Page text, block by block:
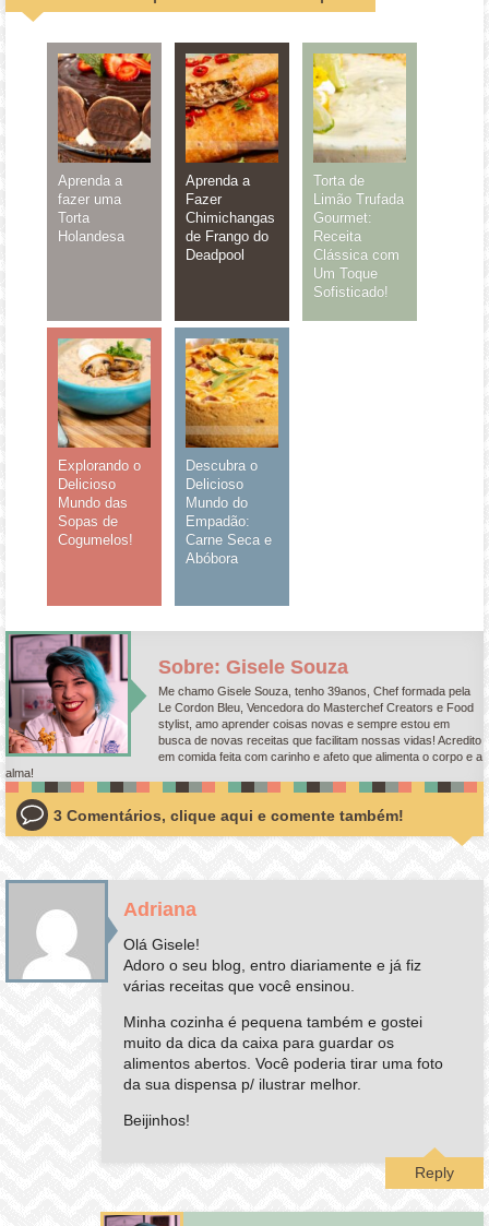
Aprenda a
fazer uma
Torta
Holandesa
Aprenda a
Fazer
Chimichangas
de Frango do
Deadpool
Torta de
Limão Trufada
Gourmet:
Receita
Clássica com
Um Toque
Sofisticado!
Explorando o
Delicioso
Mundo das
Sopas de
Cogumelos!
Descubra o
Delicioso
Mundo do
Empadão:
Carne Seca e
Abóbora
Sobre: Gisele Souza
Me chamo Gisele Souza, tenho 39anos, Chef formada pela
Le Cordon Bleu, Vencedora do Masterchef Creators e Food
stylist, amo aprender coisas novas e sempre estou em
busca de novas receitas que facilitam nossas vidas! Acredito
em comida feita com carinho e afeto que alimenta o corpo e a
alma!
3 Comentários, clique aqui e comente também!
Adriana
Olá Gisele!
Adoro o seu blog, entro diariamente e já fiz
várias receitas que você ensinou.
Minha cozinha é pequena também e gostei
muito da dica da caixa para guardar os
alimentos abertos. Você poderia tirar uma foto
da sua dispensa p/ ilustrar melhor.
Beijinhos!
Reply